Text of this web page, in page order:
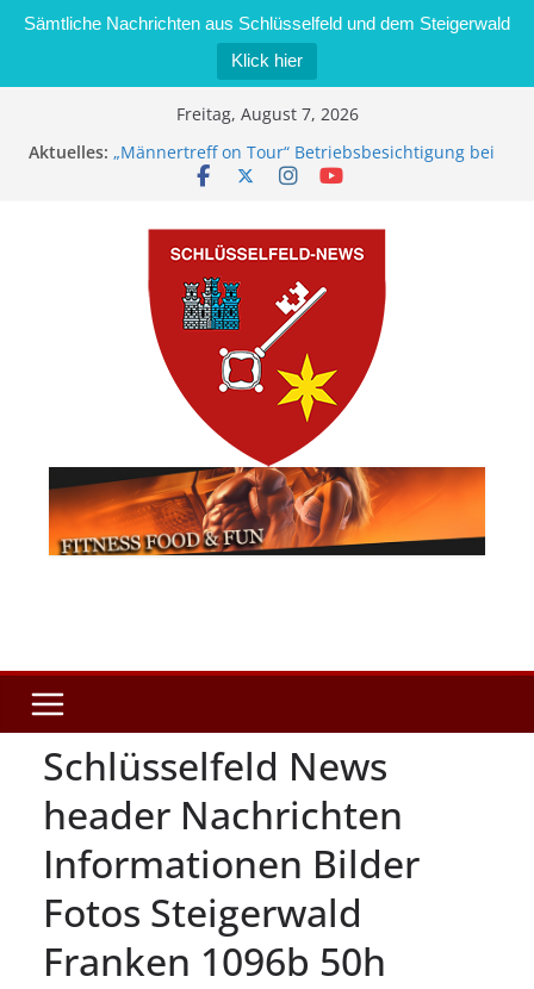
Sämtliche Nachrichten aus Schlüsselfeld und dem Steigerwald
Klick hier
Freitag, August 7, 2026
Aktuelles: „Männertreff on Tour“ Betriebsbesichtigung bei
der Schreinerei Zimmermann GmbH
Brand in Sägewerk in Bernroth schnell unter
Kontrolle
Stadt Schlüsselfeld bietet Online-Anmeldung für
Kindergartenplätze an
Dieseldiebstahl im Wert von 600 Euro
Schlüsselfeld News
header Nachrichten
Informationen Bilder
Fotos Steigerwald
Franken 1096b 50h